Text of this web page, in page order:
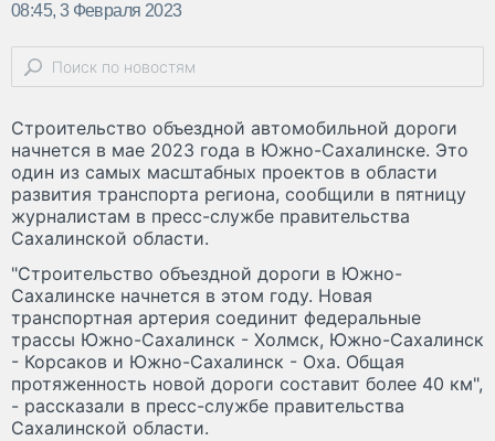
08:45, 3 Февраля 2023
Строительство объездной автомобильной дороги
начнется в мае 2023 года в Южно-Сахалинске. Это
один из самых масштабных проектов в области
развития транспорта региона, сообщили в пятницу
журналистам в пресс-службе правительства
Сахалинской области.
"Строительство объездной дороги в Южно-
Сахалинске начнется в этом году. Новая
транспортная артерия соединит федеральные
трассы Южно-Сахалинск - Холмск, Южно-Сахалинск
- Корсаков и Южно-Сахалинск - Оха. Общая
протяженность новой дороги составит более 40 км",
- рассказали в пресс-службе правительства
Сахалинской области.